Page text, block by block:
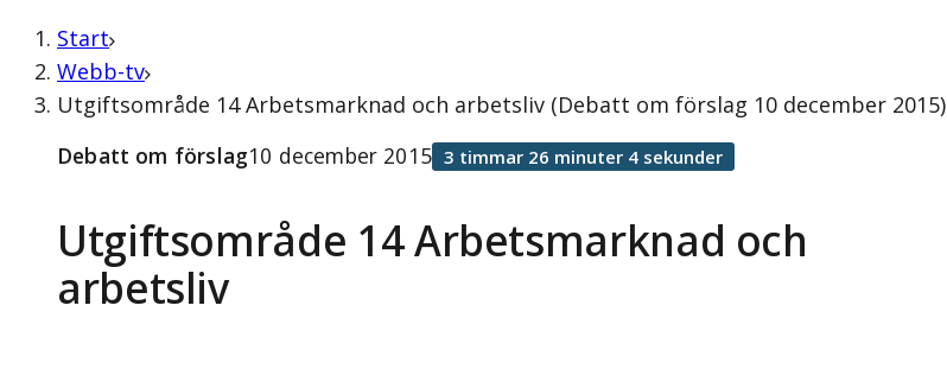
Start
Webb-tv
Utgiftsområde 14 Arbetsmarknad och arbetsliv (Debatt om förslag 10 december 2015)
Utgiftsområde 14 Arbetsmarknad och
arbetsliv
Debatt om förslag10 december 2015 3 timmar 26 minuter 4 sekunder